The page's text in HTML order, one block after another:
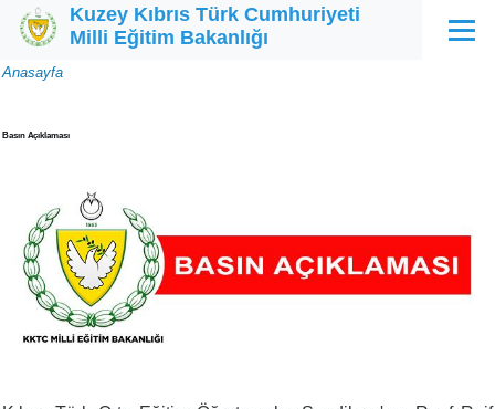
Ana içeriğe atla
Kuzey Kıbrıs Türk Cumhuriyeti
Milli Eğitim Bakanlığı
Menü
Sayfa
Anasayfa
Basın Açıklaması